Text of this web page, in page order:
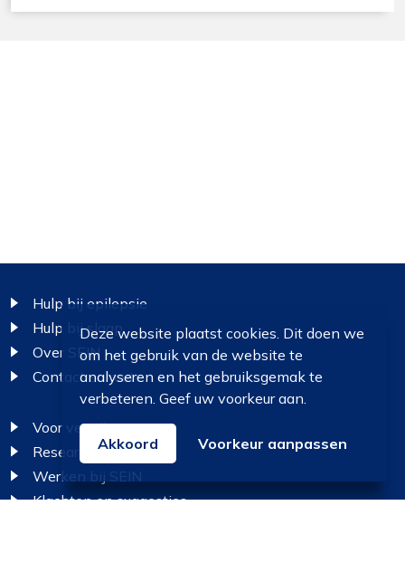
Deze website plaatst cookies. Dit doen we
om het gebruik van de website te
analyseren en het gebruiksgemak te
verbeteren. Geef uw voorkeur aan.
Akkoord Voorkeur aanpassen
Hulp bij epilepsie
Hulp bij slaap
Over SEIN
Contact en route
Voor verwijzers
Research
Werken bij SEIN
Klachten en suggesties